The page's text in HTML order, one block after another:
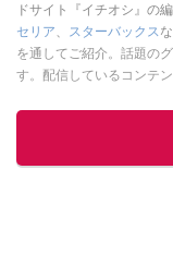
ドサイト『イチオシ』の編
セリア、 スターバックス
を通してご紹介。話題の
す。配信しているコンテ
ニュースでフォロー